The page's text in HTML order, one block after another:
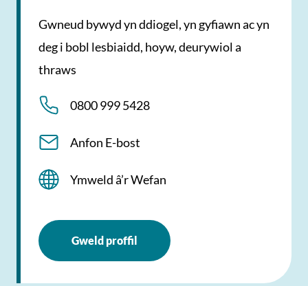
Gwneud bywyd yn ddiogel, yn gyfiawn ac yn
deg i bobl lesbiaidd, hoyw, deurywiol a
thraws
0800 999 5428
Anfon E-bost
Ymweld â’r Wefan
Gweld proffil